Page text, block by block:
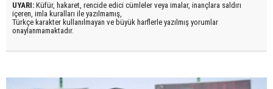
UYARI: Küfür, hakaret, rencide edici cümleler veya imalar, inançlara saldırı
içeren, imla kuralları ile yazılmamış,
Türkçe karakter kullanılmayan ve büyük harflerle yazılmış yorumlar
onaylanmamaktadır.